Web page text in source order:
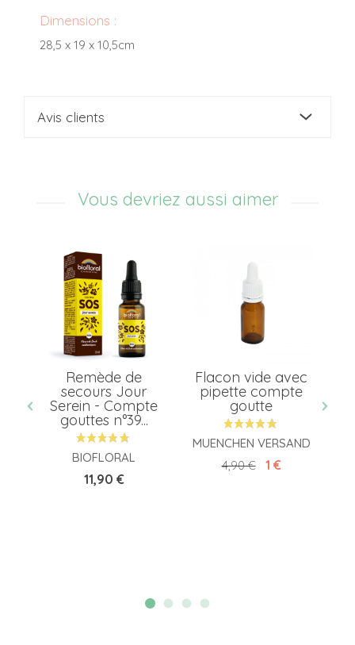
Dimensions :
28,5 x 19 x 10,5cm
Avis clients
Vous devriez aussi aimer
Remède de
secours Jour
Serein - Compte
gouttes n°39...
BIOFLORAL
Prix
11,90 €
Flacon vide avec
pipette compte
goutte
MUENCHEN VERSAND
Prix de base
4,90 € Prix
1 €